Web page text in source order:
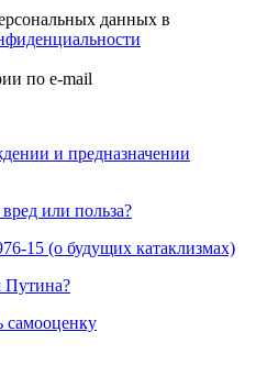
данных в
по e-mail
и предназначении
или польза?
15 (о будущих катаклизмах)
Путина?
самооценку